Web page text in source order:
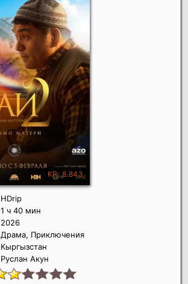
HDrip
1 ч 40 мин
2026
Драма, Приключения
Кыргызстан
Руслан Акун